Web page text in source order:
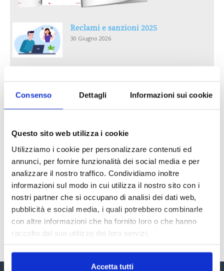
Consenso Dettagli Informazioni sui cookie
Questo sito web utilizza i cookie
Utilizziamo i cookie per personalizzare contenuti ed
annunci, per fornire funzionalità dei social media e per
analizzare il nostro traffico. Condividiamo inoltre
informazioni sul modo in cui utilizza il nostro sito con i
nostri partner che si occupano di analisi dei dati web,
pubblicità e social media, i quali potrebbero combinarle
con altre informazioni che ha fornito loro o che hanno
raccolto dal suo utilizzo dei loro servizi.
Accetta tutti
Reclami e sanzioni 2025
30 Giugno 2026
30 Giugno 2026
30 Giugno 2026
PREMI 2025. I TOP TEN
30 Giugno 2026
TUTTI GLI ARTICOLI DEL MESE